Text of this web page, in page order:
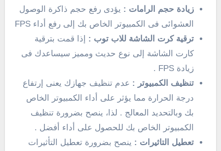
زيادة حجم الرامات : يؤدى رفع حجم ذاكرة الوصول
العشوائى فى الكمبيوتر الخاص بك إلى رفع أداء FPS
ترقية كرت الشاشة للاب توب : إذا قمت بترقية
كارت الشاشة إلى نوع حديث ومميز سيساعدك فى
زيادة FPS .
تنظيف الكمبيوتر : عدم تنظيف جهازك يعنى إرتفاع
درجة الحرارة مما يؤثر على أداء الكمبيوتر الخاص
بك وبالتحديد المعالج . لذا، ينصح بضرورة تنظيف
الكمبيوتر الخاص بك للحصول على أداء أفضل .
تعطيل التاثيرات : ينصح بضرورة تعطيل التأثيرات